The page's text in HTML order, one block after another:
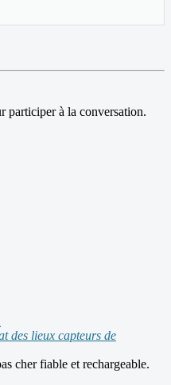
participer à la conversation.
des lieux capteurs de
cher fiable et rechargeable.